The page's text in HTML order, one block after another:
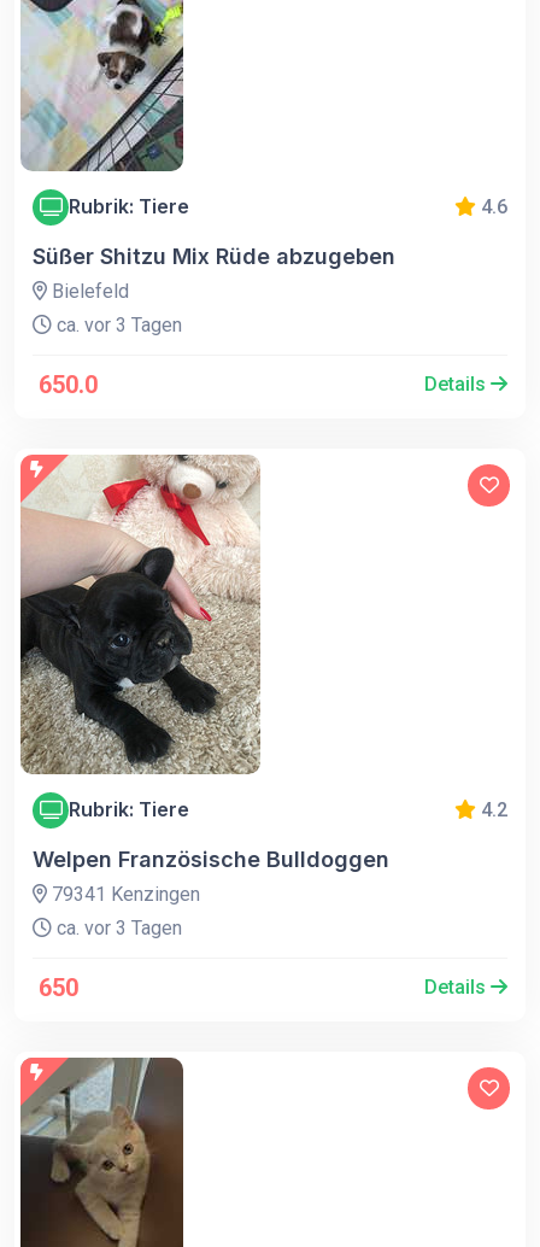
Rubrik: Tiere 4.6
Süßer Shitzu Mix Rüde abzugeben
Bielefeld
ca. vor 3 Tagen
650.0 Details
Rubrik: Tiere 4.2
Welpen Französische Bulldoggen
79341 Kenzingen
ca. vor 3 Tagen
650 Details